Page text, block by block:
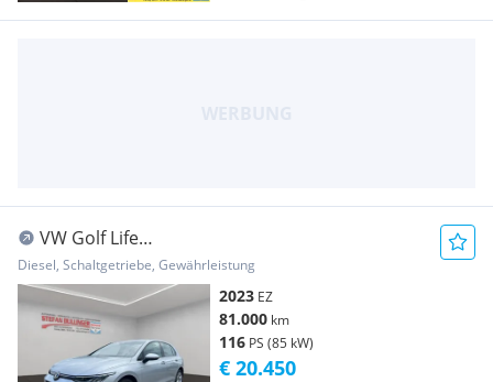
VW Golf Life
ALU*PDC*AHK*LED*DAB*VC*SHZ*KLIMAAUT
Diesel, Schaltgetriebe, Gewährleistung
2023 EZ
81.000 km
116 PS (85 kW)
€ 20.450